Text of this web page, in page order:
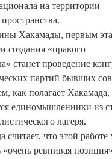
на территории
Хакамады, первым
создания «правого
станет проведение
партий бывших
как полагает Хакамада,
единомышленники из
лагеря.
считает, что этой работе
ревнивая позиция»